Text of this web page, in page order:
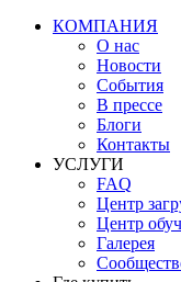
КОМПАНИЯ
О нас
Новости
События
В прессе
Блоги
Контакты
УСЛУГИ
FAQ
Центр
Центр
Галерея